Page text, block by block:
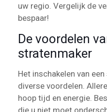
uw regio. Vergelijk de
bespaar!
De voordelen
stratenmaker
Het inschakelen van
diverse voordelen.
hoop tijd en energie.
die u niet moet